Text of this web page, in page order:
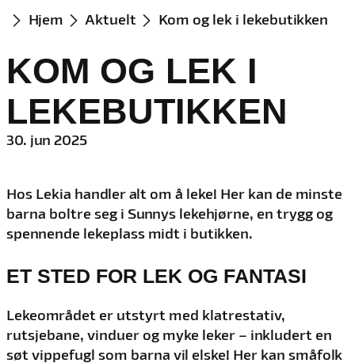
Hjem Aktuelt Kom og lek i lekebutikken
KOM OG LEK I
LEKEBUTIKKEN
30. jun 2025
Hos Lekia handler alt om å leke! Her kan de minste
barna boltre seg i Sunnys lekehjørne, en trygg og
spennende lekeplass midt i butikken.
ET STED FOR LEK OG FANTASI
Lekeområdet er utstyrt med klatrestativ,
rutsjebane, vinduer og myke leker – inkludert en
søt vippefugl som barna vil elske! Her kan småfolk